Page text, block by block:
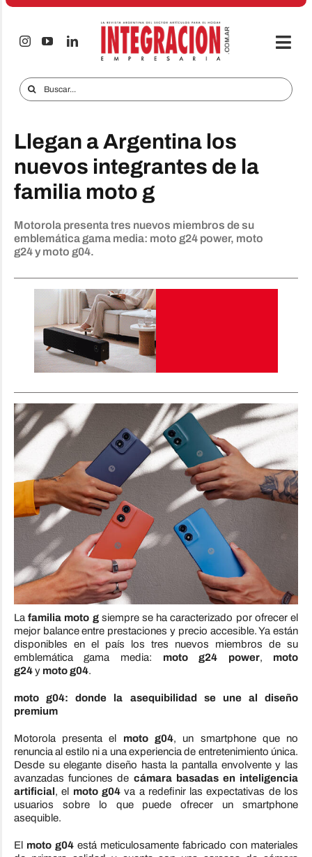
Saltar
Audio & TV
iTECNO
Celulares
Informes Especiales
Contacto
Buscar:
Llegan a Argentina los
nuevos integrantes de la
familia moto g
Motorola presenta tres nuevos miembros de su
emblemática gama media: moto g24 power, moto
g24 y moto g04.
Lafamilia moto gsiempre se ha caracterizado por ofrecer el
mejor balance entre prestaciones y precio accesible. Ya están
disponibles en el país los tres nuevos miembros de su
emblemática gama media: moto g24 power, moto
g24y moto g04.
moto g04: donde la asequibilidad se une al diseño
premium
Motorola presenta el moto g04, un smartphone que no
renuncia al estilo ni a una experiencia de entretenimiento única.
Desde su elegante diseño hasta la pantalla envolvente y las
avanzadas funciones de cámara basadas en inteligencia
artificial, el moto g04va a redefinir las expectativas de los
usuarios sobre lo que puede ofrecer un smartphone
asequible.
El moto g04 está meticulosamente fabricado con materiales